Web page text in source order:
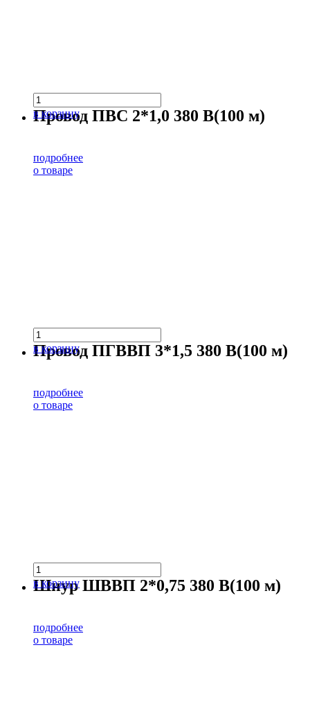
в корзину
Провод ПВС 2*1,0 380 В(100 м)
подробнее
о товаре
в корзину
Провод ПГВВП 3*1,5 380 В(100 м)
подробнее
о товаре
в корзину
Шнур ШВВП 2*0,75 380 В(100 м)
подробнее
о товаре